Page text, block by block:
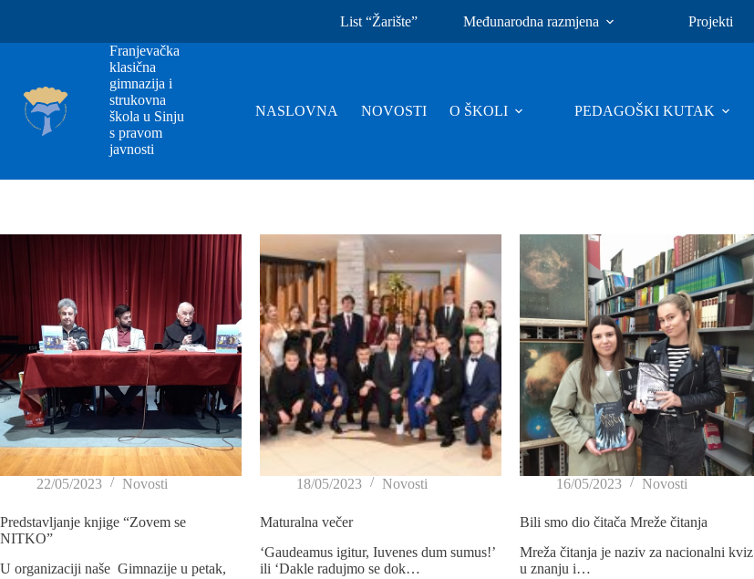
List “Žarište” Međunarodna razmjena Projekti
Franjevačka
klasična
gimnazija i
strukovna
škola u Sinju
s pravom
javnosti
NASLOVNA NOVOSTI O ŠKOLI PEDAGOŠKI KUTAK
22/05/2023 Novosti
Predstavljanje knjige “Zovem se
NITKO”
U organizaciji naše Gimnazije u petak,
18/05/2023 Novosti
Maturalna večer
‘Gaudeamus igitur, Iuvenes dum sumus!’
ili ‘Dakle radujmo se dok…
16/05/2023 Novosti
Bili smo dio čitača Mreže čitanja
Mreža čitanja je naziv za nacionalni kviz
u znanju i…